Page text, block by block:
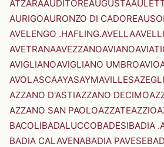
ATZARAAUDITOREAUGUSTA
AURIGOAURONZO DI CADORE
AVELENGO .HAFLING.AVELLA
AVETRANAAVEZZANOAVIANO
AVIGLIANOAVIGLIANO UMBROAVIO
AVOLASCAAYASAYMAVILLES
AZZANO D'ASTIAZZANO DECIMO
AZZANO SAN PAOLOAZZATEAZZIO
BACOLIBADALUCCOBADESIBADIA
BADIA CALAVENABADIA PAVESE